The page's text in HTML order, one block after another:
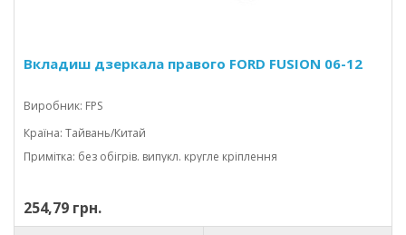
Вкладиш дзеркала правого FORD FUSION 06-12
Виробник: FPS
Країна: Тайвань/Китай
Примітка: без обігрів. випукл. кругле кріплення
254,79 грн.